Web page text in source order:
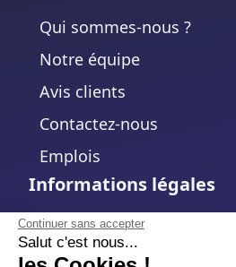
Continuer sans accepter
Salut c'est nous...
Qui sommes-nous ?
Notre équipe
Avis clients
Contactez-nous
Emplois
Informations légales
Mentions légales
Politique de confidentialité